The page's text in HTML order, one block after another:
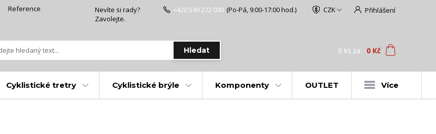
Reference CZK Přihlášení
Hledat
Nevíte si rady?
Zavolejte.
+420 549 272 000 (Po-Pá, 9:00-17:00 hod.)
0 ks za 0 Kč
Cyklistické tretry Cyklistické brýle Komponenty OUTLET Více